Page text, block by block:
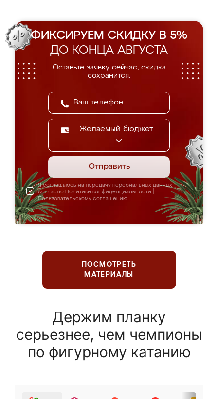
ФИКСИРУЕМ СКИДКУ В 5%
ДО КОНЦА АВГУСТА
Оставьте заявку сейчас, скидка
сохранится.
Желаемый бюджет
Отправить
Я соглашаюсь на передачу персональных данных
согласно Политике конфиденциальности
Пользовательскому соглашению
ПОСМОТРЕТЬ
МАТЕРИАЛЫ
Держим планку
серьезнее, чем чемпионы
по фигурному катанию